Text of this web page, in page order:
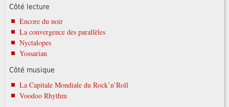
Côté lecture
Encore du noir
La convergence des parallèles
Nyctalopes
Yossarian
Côté musique
La Capitale Mondiale du Rock’n’Roll
Voodoo Rhythm